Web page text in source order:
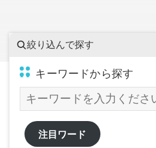
絞り込んで探す
キーワードから探す
注目ワード